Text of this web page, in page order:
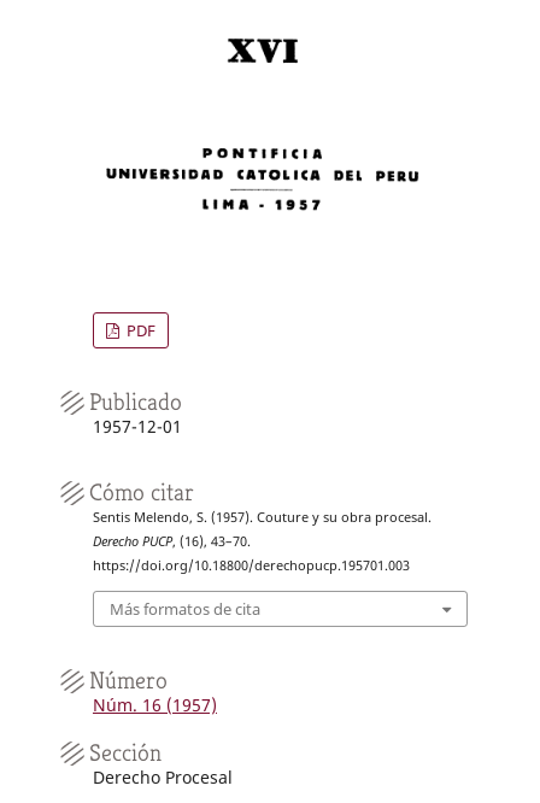
PDF
Publicado
1957-12-01
Cómo citar
Sentis Melendo, S. (1957). Couture y su obra procesal.
Derecho PUCP, (16), 43–70.
https://doi.org/10.18800/derechopucp.195701.003
Más formatos de cita
Número
Núm. 16 (1957)
Sección
Derecho Procesal